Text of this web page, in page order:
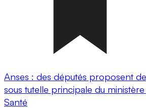
Anses : des députés proposent
sous tutelle principale du
Santé